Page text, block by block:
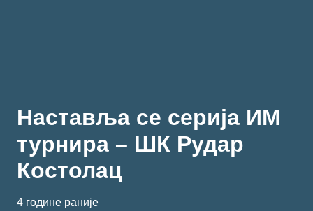
Наставља се серија ИМ
турнира – ШК Рудар
Костолац
4 године раније